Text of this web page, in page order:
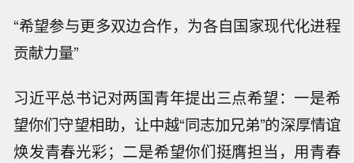
“希望参与更多双边合作，为各自国家现代化进程
贡献力量”
习近平总书记对两国青年提出三点希望：一是希
望你们守望相助，让中越“同志加兄弟”的深厚情谊
焕发青春光彩；二是希望你们挺膺担当，用青春